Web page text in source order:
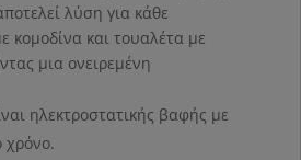
λύση για κάθε
κομοδίνα και τουαλέτα με
μια ονειρεμένη
ηλεκτροστατικής βαφής με
χρόνο.